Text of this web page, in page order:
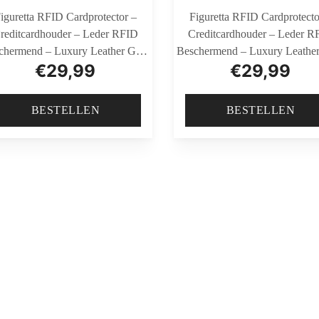
RFID Cardprotector –
– Leder RFID
– Luxury Leather Goat
VT Rood
€29,99
BESTELLEN
Figuretta RFID
Creditcardhouder – Leder
Beschermend – Luxury
VT Blauw
€29,99
BESTELLEN